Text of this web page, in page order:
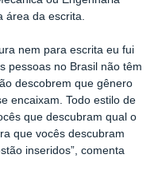
área da escrita.
nem para escrita eu fui
pessoas no Brasil não têm
descobrem que gênero
encaixam. Todo estilo de
que descubram qual o
que vocês descubram
inseridos”, comenta